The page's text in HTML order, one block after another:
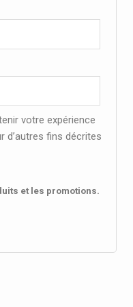
votre expérience
d’autres fins décrites
et les promotions.